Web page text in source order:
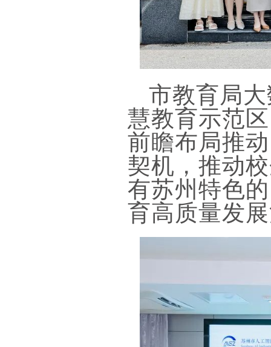
市教育局
慧教育示范
前瞻布局推
契机，推动
有苏州特色
育高质量发